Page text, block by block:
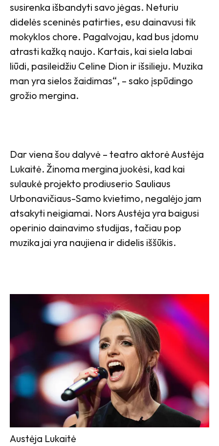
susirenka išbandyti savo jėgas. Neturiu
didelės sceninės patirties, esu dainavusi tik
mokyklos chore. Pagalvojau, kad bus įdomu
atrasti kažką naujo. Kartais, kai siela labai
liūdi, pasileidžiu Celine Dion ir išsilieju. Muzika
man yra sielos žaidimas“, – sako įspūdingo
grožio mergina.
Dar viena šou dalyvė – teatro aktorė Austėja
Lukaitė. Žinoma mergina juokėsi, kad kai
sulaukė projekto prodiuserio Sauliaus
Urbonavičiaus-Samo kvietimo, negalėjo jam
atsakyti neigiamai. Nors Austėja yra baigusi
operinio dainavimo studijas, tačiau pop
muzika jai yra naujiena ir didelis iššūkis.
Austėja Lukaitė